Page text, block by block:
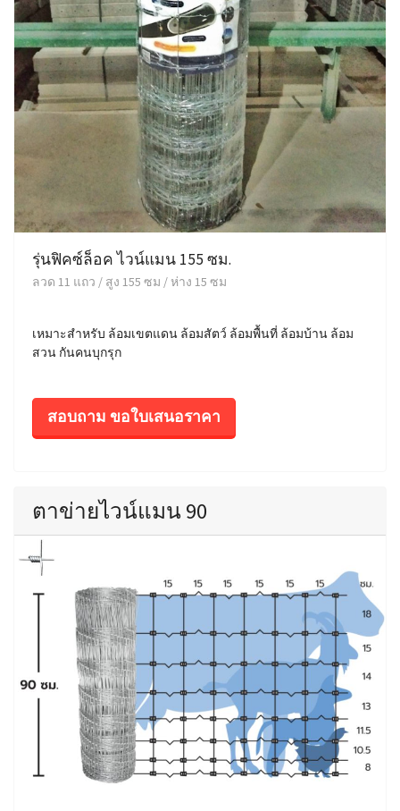
รุ่นฟิคซ์ล็อค ไวน์แมน 155 ซม.
ลวด 11 แถว / สูง 155 ซม / ห่าง 15 ซม
เหมาะสำหรับ ล้อมเขตแดน ล้อมสัตว์ ล้อมพื้นที่ ล้อมบ้าน ล้อม
สวน กันคนบุกรุก
สอบถาม ขอใบเสนอราคา
ตาข่ายไวน์แมน 90